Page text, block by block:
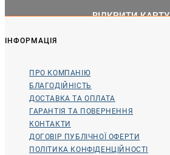
ВІДКРИТИ КАРТУ
ІНФОРМАЦІЯ
ПРО КОМПАНІЮ
БЛАГОДІЙНІСТЬ
ДОСТАВКА ТА ОПЛАТА
ГАРАНТІЯ ТА ПОВЕРНЕННЯ
КОНТАКТИ
ДОГОВІР ПУБЛІЧНОЇ ОФЕРТИ
ПОЛІТИКА КОНФІДЕНЦІЙНОСТІ